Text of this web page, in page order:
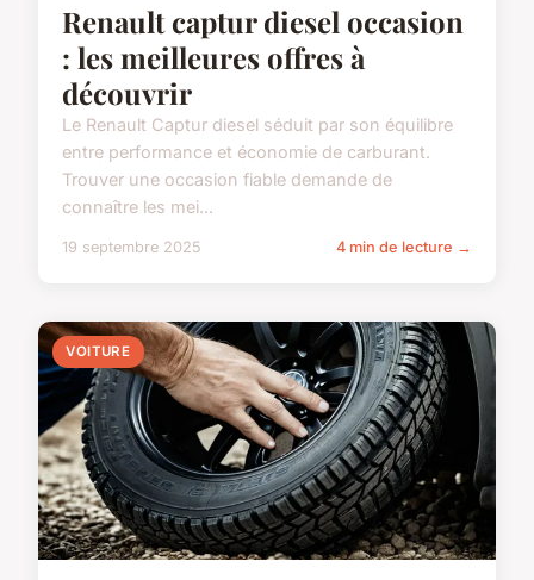
Renault captur diesel occasion
: les meilleures offres à
découvrir
Le Renault Captur diesel séduit par son équilibre
entre performance et économie de carburant.
Trouver une occasion fiable demande de
connaître les mei...
19 septembre 2025 4 min de lecture →
VOITURE